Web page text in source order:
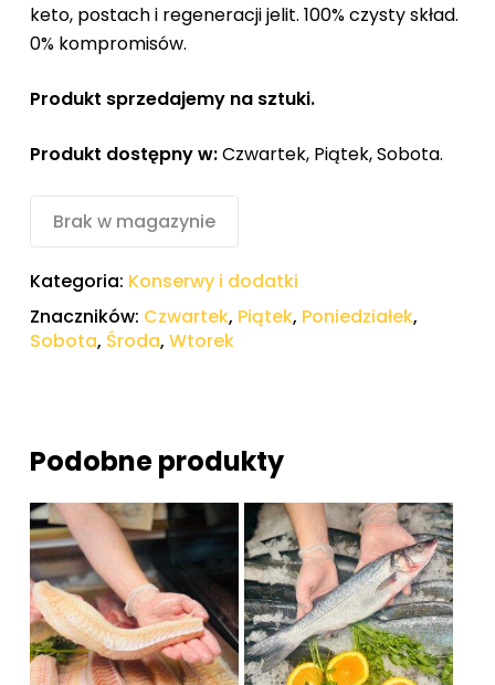
keto, postach i regeneracji jelit. 100% czysty skład.
0% kompromisów.
Produkt sprzedajemy na sztuki.
Produkt dostępny w:Czwartek, Piątek, Sobota.
Brak w magazynie
Kategoria: Konserwy i dodatki
Znaczników: Czwartek, Piątek, Poniedziałek,
Sobota, Środa, Wtorek
Podobne produkty